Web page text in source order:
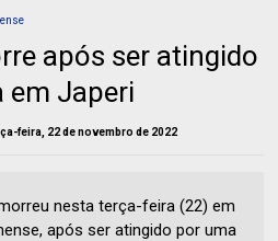
após ser atingido
em Japeri
feira, 22 de novembro de 2022
nesta terça-feira (22) em
após ser atingido por uma